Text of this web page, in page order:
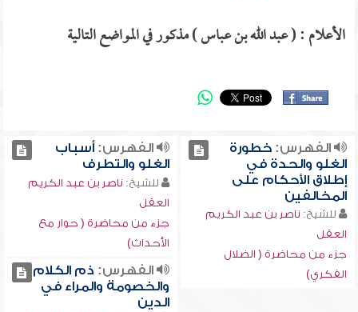
الأعلام : ( عبد الله بن عباس ) مذكور في المواضع التالية
الفهرس:خطورة
الغلو والحدة في
إطلاق الأحكام على
المخالفين
للشيخ: ناصر بن عبد الكريم
العقل
جزء من محاضرة ( الضلال
الفكري)
الفهرس:أسباب
الغلو والتطرف
للشيخ: ناصر بن عبد الكريم
العقل
جزء من محاضرة ( حوار مع
الأحداث)
الفهرس: ذم الكلام
والخصومة والمراء في
الدين